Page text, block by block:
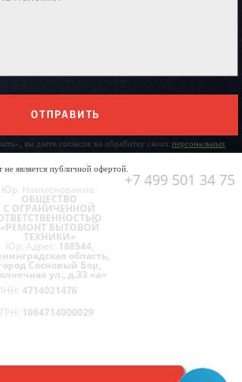
ОТПРАВИТЬ
вы даете согласие на обработку своих персональных
не является публичной офертой.
+7 499 501 34 75
Юр. Наименование:
ОБЩЕСТВО
С ОГРАНИЧЕННОЙ
«РЕМОНТ БЫТОВОЙ
ТЕХНИКИ»
Юр. Адрес: 188544,
область,
Сосновый Бор,
ул., д.33 «а»
4714021476
1084714000029